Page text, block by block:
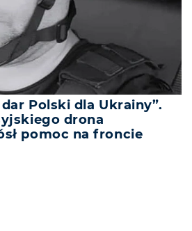
Polski dla Ukrainy”.
drona
pomoc na froncie